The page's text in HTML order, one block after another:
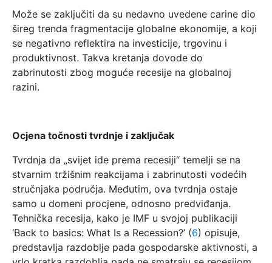
Može se zaključiti da su nedavno uvedene carine dio
šireg trenda fragmentacije globalne ekonomije, a koji
se negativno reflektira na investicije, trgovinu i
produktivnost. Takva kretanja dovode do
zabrinutosti zbog moguće recesije na globalnoj
razini.
Ocjena točnosti tvrdnje i zaključak
Tvrdnja da „svijet ide prema recesiji“ temelji se na
stvarnim tržišnim reakcijama i zabrinutosti vodećih
stručnjaka područja. Međutim, ova tvrdnja ostaje
samo u domeni procjene, odnosno predviđanja.
Tehnička recesija, kako je IMF u svojoj publikaciji
‘Back to basics: What Is a Recession?’ (6) opisuje,
predstavlja razdoblje pada gospodarske aktivnosti, a